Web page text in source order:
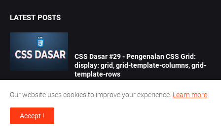
LATEST POSTS
CSS Dasar #29 - Pengenalan CSS Grid:
display: grid, grid-template-columns, grid-
template-rows
April 27, 2026
Our website uses cookies to improve your experience. Learn more
Accept !